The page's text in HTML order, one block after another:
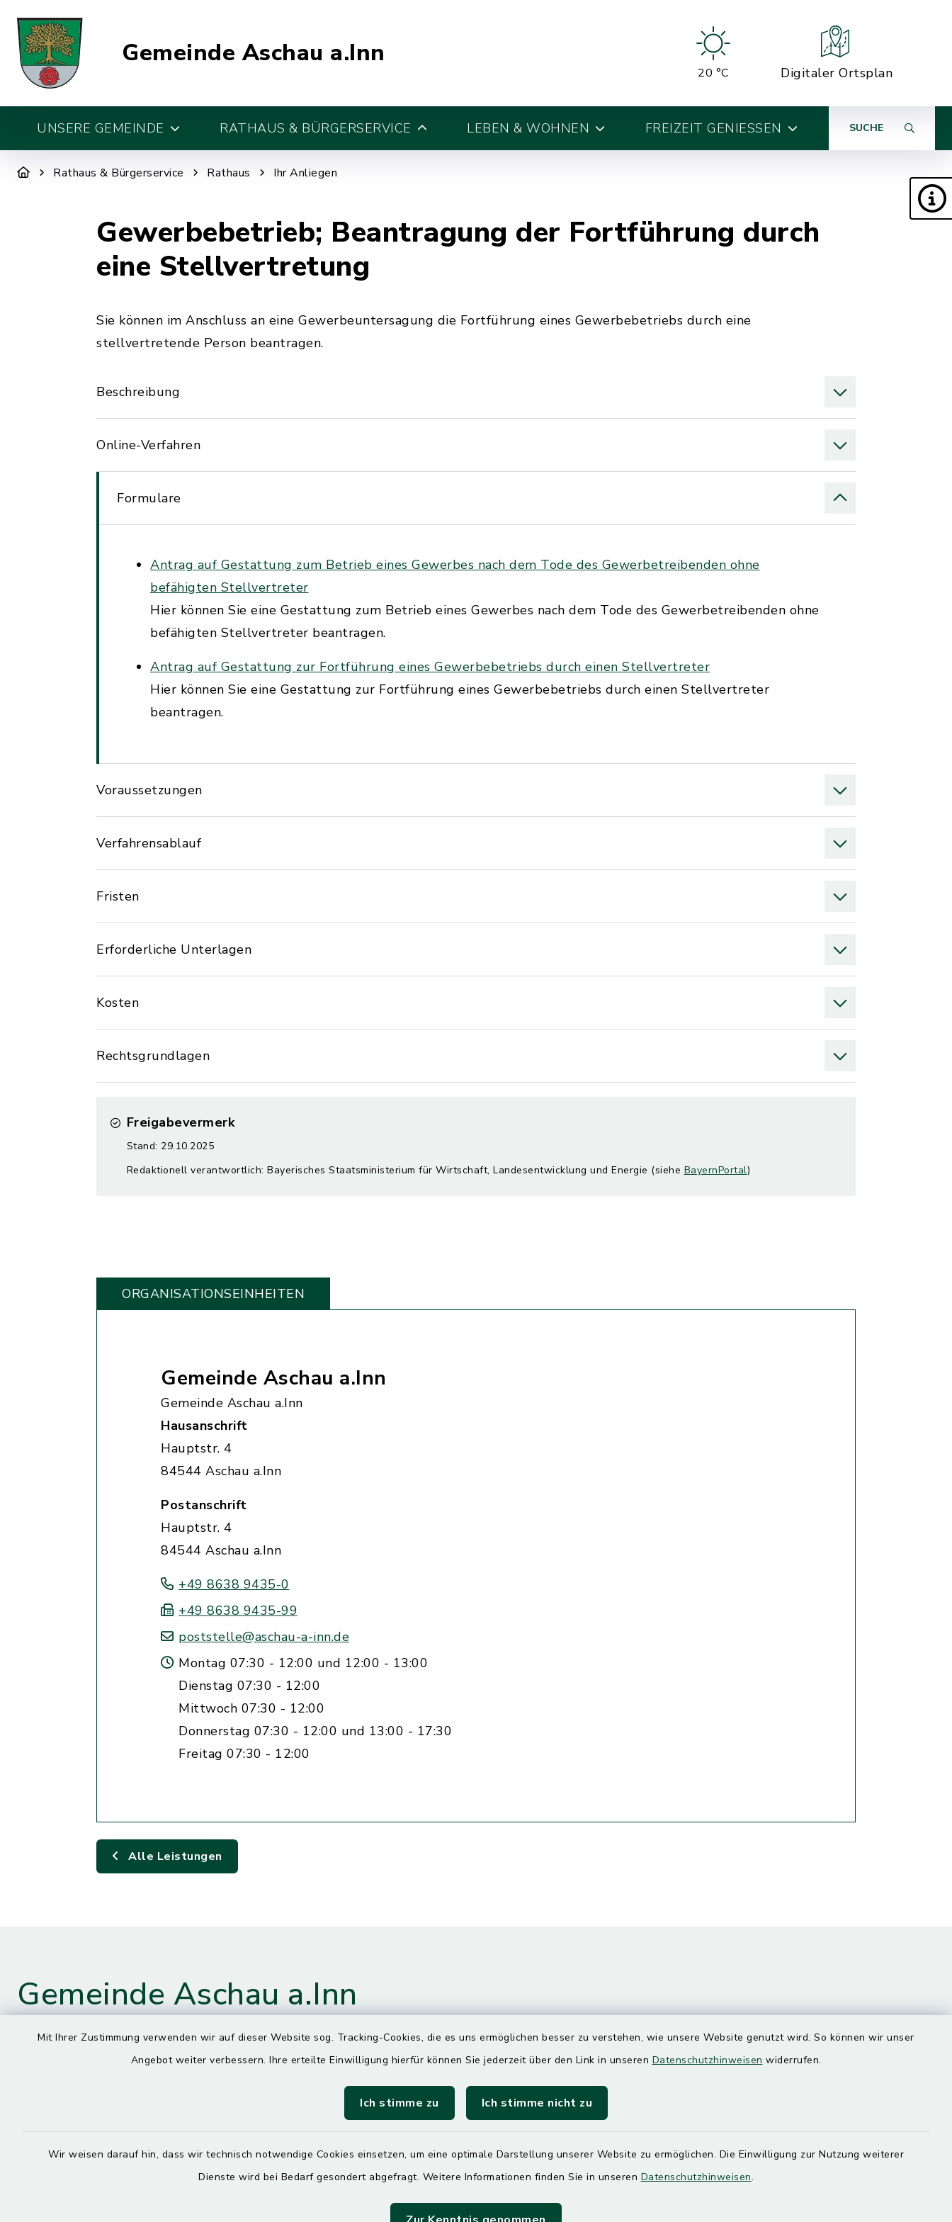
Mit Ihrer Zustimmung verwenden wir auf dieser Website sog. Tracking-Cookies, die es uns ermöglichen besser zu verstehen, wie unsere Website genutzt wird. So können wir unser
Angebot weiter verbessern. Ihre erteilte Einwilligung hierfür können Sie jederzeit über den Link in unseren Datenschutzhinweisen widerrufen.
Ich stimme zu Ich stimme nicht zu
Wir weisen darauf hin, dass wir technisch notwendige Cookies einsetzen, um eine optimale Darstellung unserer Website zu ermöglichen. Die Einwilligung zur Nutzung weiterer
Dienste wird bei Bedarf gesondert abgefragt. Weitere Informationen finden Sie in unseren Datenschutzhinweisen.
Gemeinde Aschau a.Inn
20 °C Digitaler Ortsplan
UNSERE GEMEINDE RATHAUS & BÜRGERSERVICE LEBEN & WOHNEN FREIZEIT GENIESSEN SUCHE
Rathaus & Bürgerservice Rathaus Ihr Anliegen
Gewerbebetrieb; Beantragung der Fortführung durch
eine Stellvertretung
Sie können im Anschluss an eine Gewerbeuntersagung die Fortführung eines Gewerbebetriebs durch eine
stellvertretende Person beantragen.
Beschreibung
Online-Verfahren
Formulare
Antrag auf Gestattung zum Betrieb eines Gewerbes nach dem Tode des Gewerbetreibenden ohne
befähigten Stellvertreter
Hier können Sie eine Gestattung zum Betrieb eines Gewerbes nach dem Tode des Gewerbetreibenden ohne
befähigten Stellvertreter beantragen.
Antrag auf Gestattung zur Fortführung eines Gewerbebetriebs durch einen Stellvertreter
Hier können Sie eine Gestattung zur Fortführung eines Gewerbebetriebs durch einen Stellvertreter
beantragen.
Voraussetzungen
Verfahrensablauf
Fristen
Erforderliche Unterlagen
Kosten
Rechtsgrundlagen
Freigabevermerk
Stand: 29.10.2025
Redaktionell verantwortlich: Bayerisches Staatsministerium für Wirtschaft, Landesentwicklung und Energie (siehe BayernPortal)
ORGANISATIONS­EINHEITEN
Gemeinde Aschau a.Inn
Gemeinde Aschau a.Inn
Hausanschrift
Hauptstr. 4
84544 Aschau a.Inn
Postanschrift
Hauptstr. 4
84544 Aschau a.Inn
+49 8638 9435-0
+49 8638 9435-99
poststelle@aschau-a-inn.de
Montag 07:30 - 12:00 und 12:00 - 13:00
Dienstag 07:30 - 12:00
Mittwoch 07:30 - 12:00
Donnerstag 07:30 - 12:00 und 13:00 - 17:30
Freitag 07:30 - 12:00
Alle Leistungen
Gemeinde Aschau a.Inn
Kontaktdaten
08638 9435-0
Öffnungszeiten
7.30 – 13.00 Uhr
Dienstag, Mittwoch und Freitag
7.30 – 12.00 Uhr
Quicklinks
SoNNe e. V.